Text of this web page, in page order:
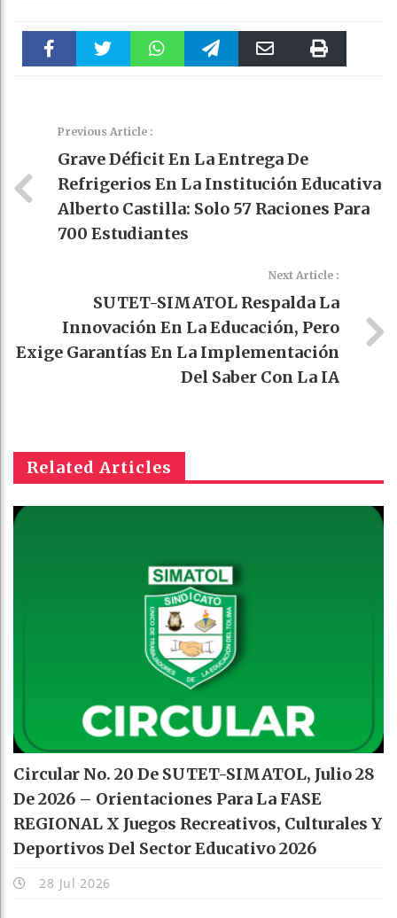
Previous Article :
Grave Déficit En La Entrega De
Refrigerios En La Institución Educativa
Alberto Castilla: Solo 57 Raciones Para
700 Estudiantes
Next Article :
SUTET-SIMATOL Respalda La
Innovación En La Educación, Pero
Exige Garantías En La Implementación
Del Saber Con La IA
Related Articles
Circular No. 20 De SUTET-SIMATOL, Julio 28
De 2026 – Orientaciones Para La FASE
REGIONAL X Juegos Recreativos, Culturales Y
Deportivos Del Sector Educativo 2026
28 Jul 2026